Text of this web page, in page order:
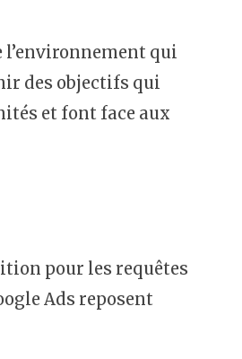
qui
des objectifs qui
et font face aux
pour les requêtes
Ads reposent